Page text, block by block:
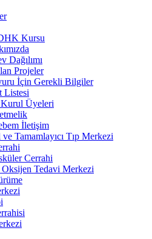
Kursu
Dağılımı
Projeler
İçin Gerekli Bilgiler
Listesi
Üyeleri
İletişim
Tamamlayıcı Tıp Merkezi
Cerrahi
Tedavi Merkezi